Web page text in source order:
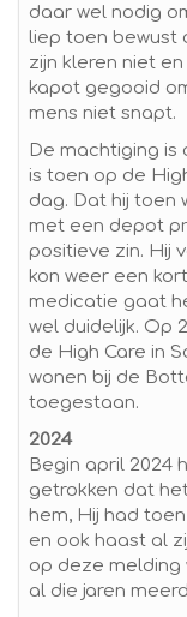
daar wel nodig
liep toen bewust
zijn kleren niet
kapot gegooid
mens niet snapt.
De machtiging is
is toen op de
dag. Dat hij toen
met een depot
positieve zin. Hij
kon weer een
medicatie gaat
wel duidelijk. Op
de High Care in
wonen bij de
toegestaan.
2024
Begin april 2024
getrokken dat
hem, Hij had
en ook haast al
op deze melding
al die jaren